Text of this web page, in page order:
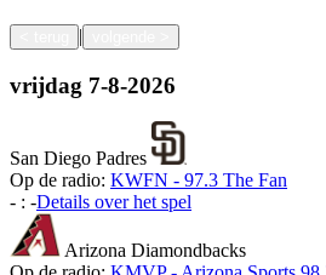
|
vrijdag 7-8-2026
San Diego Padres
Op de radio: KWFN - 97.3 The Fan
- : -Details over het spel
Arizona Diamondbacks